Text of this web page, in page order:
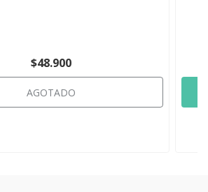
$48.900
AGOTADO